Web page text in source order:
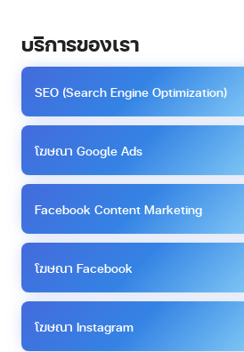
บริการของเรา
SEO (Search Engine Optimization)
โฆษณา Google Ads
Facebook Content Marketing
โฆษณา Facebook
โฆษณา Instagram